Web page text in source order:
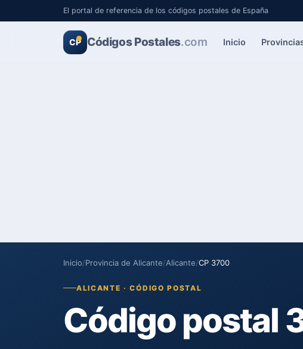
El portal de referencia de los códigos postales de España
CP Códigos Postales.com Inicio
Inicio/Provincia de Alicante/Alicante/CP 3700
ALICANTE · CÓDIGO POSTAL
Código postal